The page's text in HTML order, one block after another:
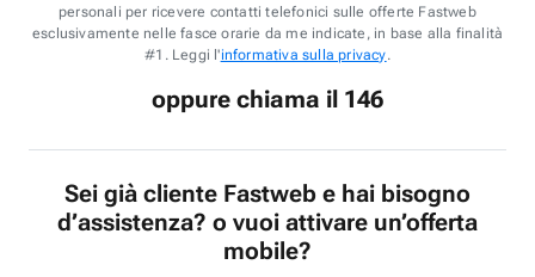
personali per ricevere contatti telefonici sulle offerte Fastweb
esclusivamente nelle fasce orarie da me indicate, in base alla finalità
#1. Leggi l'informativa sulla privacy.
oppure chiama il 146
Sei già cliente Fastweb e hai bisogno
d’assistenza? o vuoi attivare un’offerta
mobile?